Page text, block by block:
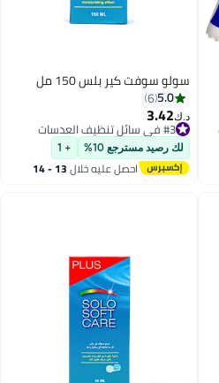
سولو سوفت كير بلس 150 مل
5.0
6
د.ك‏3.42
#3 في سائل تنظيف العدسات
أقل سعر في 7 يوم
#3 في سائل تنظيف العدسات
لك رصيد مسترجع 10% + 1
احصل عليه خلال 13 - 14